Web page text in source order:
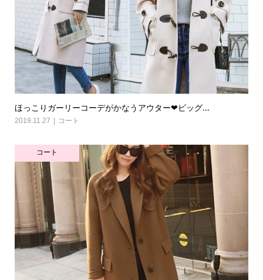
ほっこりガーリーコーデがかなうアウター❤ビッグ...
2019.11.27 コート
コート